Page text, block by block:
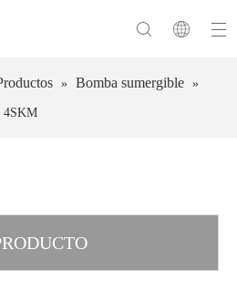
» Bomba sumergible »
4SKM